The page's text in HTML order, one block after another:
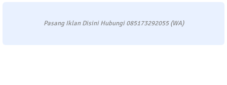
Pasang Iklan Disini Hubungi 085173292055 (WA)